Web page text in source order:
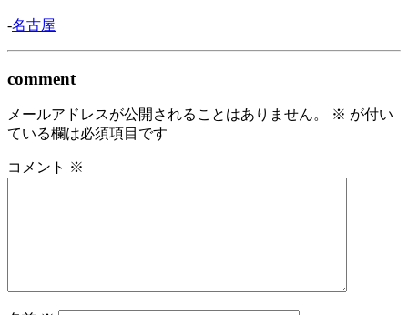
-名古屋
comment
メールアドレスが公開されることはありません。 ※ が付い
ている欄は必須項目です
コメント ※